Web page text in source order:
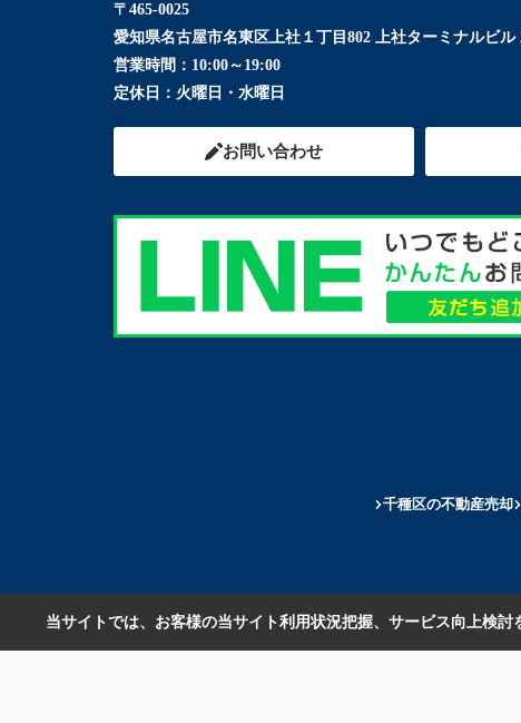
〒465-0025
愛知県名古屋市名東区上社１丁目802 上社ターミナルビル
営業時間： 10:00～19:00
定休日： 火曜日・水曜日
お問い合わせ
千種区の不動産売却
当サイトでは、お客様の当サイト利用状況把握、サービス向上検